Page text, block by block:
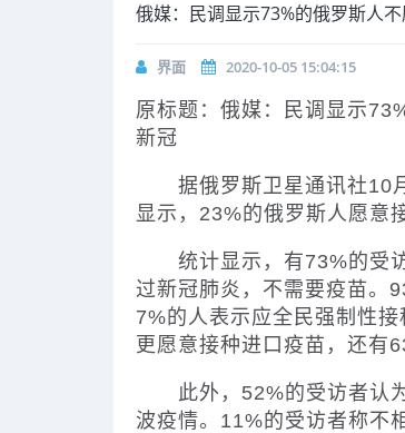
俄媒：民调显示73%的俄罗斯人
界面 2020-10-05 15:04:15
原标题：俄媒：民调显示
新冠
据俄罗斯卫星通讯社10月
显示，23%的俄罗斯人愿意
统计显示，有73%的受访
过新冠肺炎，不需要疫苗。
7%的人表示应全民强制性
更愿意接种进口疫苗，还有
此外，52%的受访者认为
波疫情。11%的受访者称不